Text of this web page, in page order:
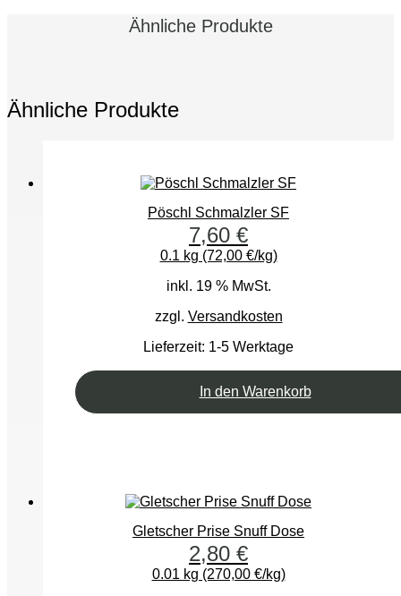
Ähnliche Produkte
Ähnliche Produkte
Pöschl Schmalzler SF
7,60 €
0.1 kg (72,00 €/kg)
inkl. 19 % MwSt.
zzgl. Versandkosten
Lieferzeit: 1-5 Werktage
In den Warenkorb
Gletscher Prise Snuff Dose
2,80 €
0.01 kg (270,00 €/kg)